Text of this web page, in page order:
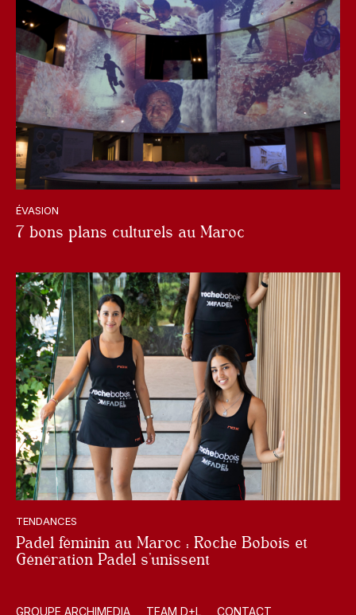
ÉVASION
7 bons plans culturels au Maroc
TENDANCES
Padel féminin au Maroc : Roche Bobois et
Génération Padel s’unissent
GROUPE ARCHIMEDIA TEAM D+L CONTACT